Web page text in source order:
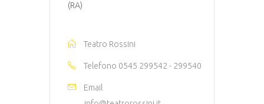
(RA)
Teatro Rossini
Telefono 0545 299542 - 299540
Email